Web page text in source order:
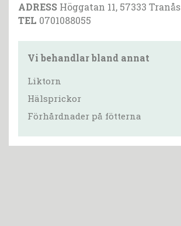
ADRESS Höggatan 11, 57333 Tranås
TEL 0701088055
Vi behandlar bland annat
Liktorn
Hälsprickor
Förhårdnader på fötterna